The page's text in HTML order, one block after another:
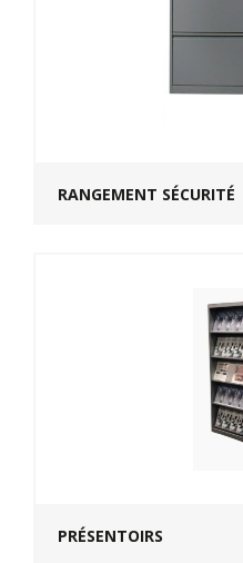
RANGEMENT SÉCURITÉ
PRÉSENTOIRS